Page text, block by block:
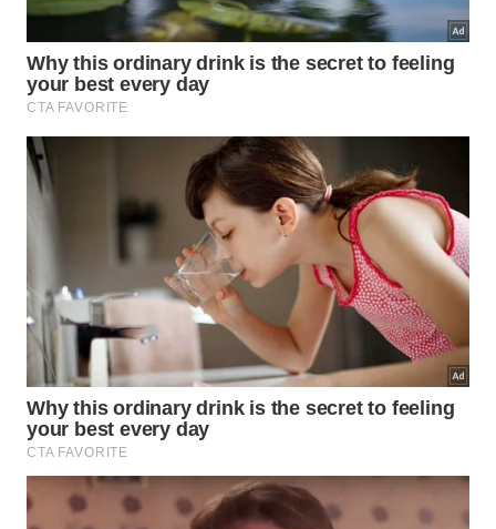
Nude/Bege Violeta
Gêmeos Prata
Leão
Vermelho
Bordô
Preto (Reset
energético)
Amarelo Violeta
Libra Prata Creme ou Nude
Escorpião Prata
Amarelo ou
Dourado
Sagitário Rosa
Capricórnio Laranja Nude ou Bege